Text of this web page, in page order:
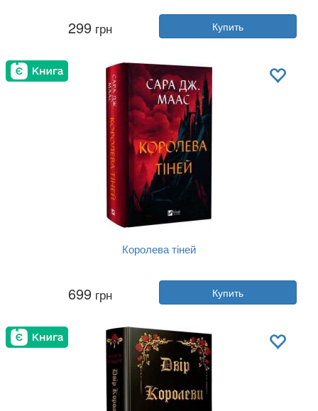
Джон Стрелеки
Издательство:Vivat
Язык:Украинский
299 грн Купить
Королева тіней
Сара Маас
Издательство:Vivat
Язык:Украинский
699 грн Купить